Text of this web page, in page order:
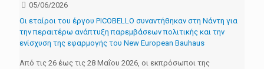
05/06/2026
Οι εταίροι του έργου PICOBELLO συναντήθηκαν στη Νάντη για
την περαιτέρω ανάπτυξη παρεμβάσεων πολιτικής και την
ενίσχυση της εφαρμογής του New European Bauhaus
Από τις 26 έως τις 28 Μαΐου 2026, οι εκπρόσωποι της